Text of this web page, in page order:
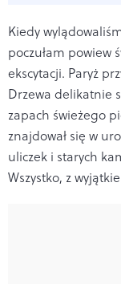
Kiedy
poczułam powiew
ekscytacji. Paryż
Drzewa delikatnie
zapach świeżego
znajdował się w
uliczek i starych
Wszystko, z